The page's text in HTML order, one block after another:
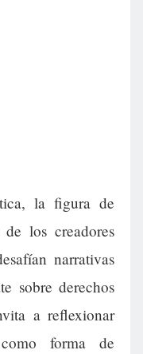
la figura de
los creadores
narrativas
sobre derechos
a reflexionar
forma de